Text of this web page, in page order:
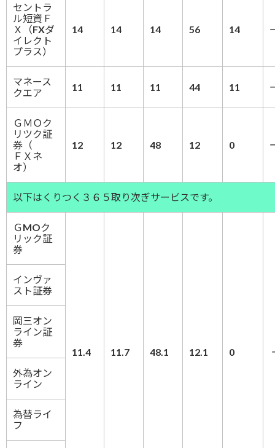
セントラ
ル短資Ｆ
Ｘ（FXダ
イレクト
プラス）
14 14 14 56 14
マネース
クエア
11 11 11 44 11
ＧＭＯク
リツク証
券（
ＦＸネ
オ）
12 12 48 12 0
以下はくりつく３６５取り次ぎサービスです。
ＧMOク
リック証
券
11.4 11.7 48.1 12.1 0
インヴァ
スト証券
岡三オン
ライン証
券
外為オン
ライン
為替ライ
フ